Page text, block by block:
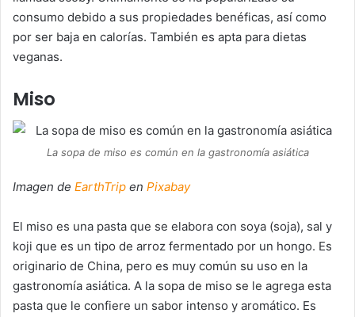
consumo debido a sus propiedades benéficas, así como
por ser baja en calorías. También es apta para dietas
veganas.
Miso
La sopa de miso es común en la gastronomía asiática
Imagen de EarthTrip en Pixabay
El miso es una pasta que se elabora con soya (soja), sal y
koji que es un tipo de arroz fermentado por un hongo. Es
originario de China, pero es muy común su uso en la
gastronomía asiática. A la sopa de miso se le agrega esta
pasta que le confiere un sabor intenso y aromático. Es